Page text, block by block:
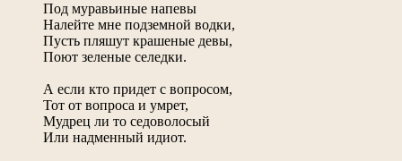
Под муравьиные напевы
Налейте мне подземной водки,
Пусть пляшут крашеные девы,
Поют зеленые селедки.
А если кто придет с вопросом,
Тот от вопроса и умрет,
Мудрец ли то седоволосый
Или надменный идиот.